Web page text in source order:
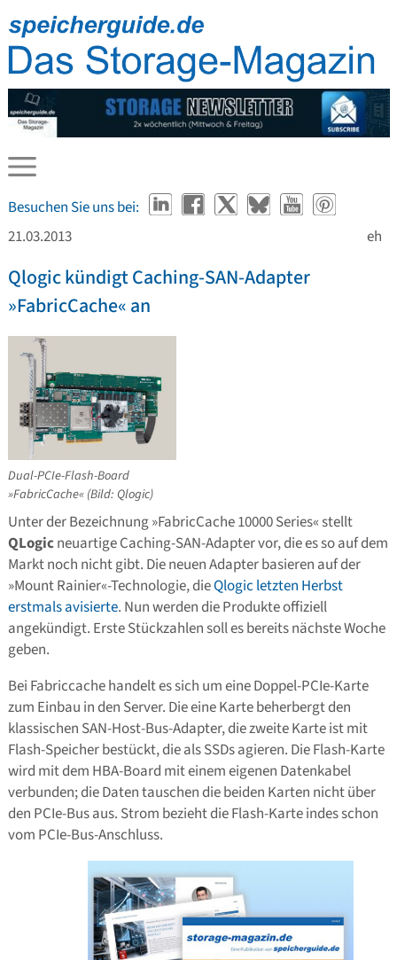
Besuchen Sie uns bei:
21.03.2013
eh
Qlogic kündigt Caching-SAN-Adapter
»FabricCache« an
Dual-PCIe-Flash-Board
»FabricCache« (Bild: Qlogic)
Unter der Bezeichnung »FabricCache 10000 Series« stellt
QLogicneuartige Caching-SAN-Adapter vor, die es so auf dem
Markt noch nicht gibt. Die neuen Adapter basieren auf der
»Mount Rainier«-Technologie, dieQlogic letzten Herbst
erstmals avisierte. Nun werden die Produkte offiziell
angekündigt. Erste Stückzahlen soll es bereits nächste Woche
geben.
Bei Fabriccache handelt es sich um eine Doppel-PCIe-Karte
zum Einbau in den Server. Die eine Karte beherbergt den
klassischen SAN-Host-Bus-Adapter, die zweite Karte ist mit
Flash-Speicher bestückt, die als SSDs agieren. Die Flash-Karte
wird mit dem HBA-Board mit einem eigenen Datenkabel
verbunden; die Daten tauschen die beiden Karten nicht über
den PCIe-Bus aus. Strom bezieht die Flash-Karte indes schon
vom PCIe-Bus-Anschluss.